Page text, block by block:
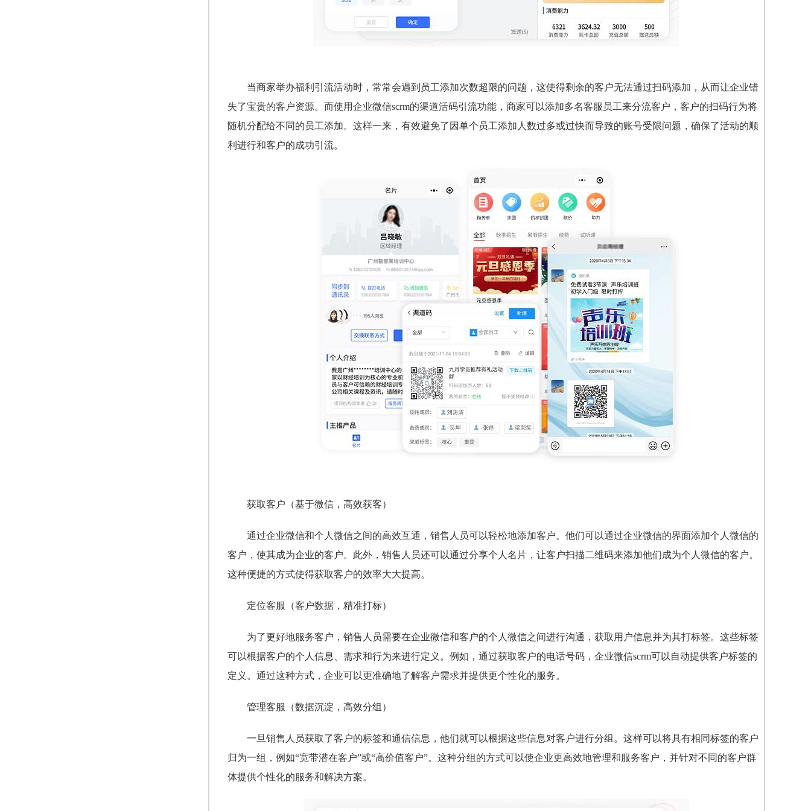
当商家举办福利引流活动时，常常会遇到员工添加次数超限的问题，这使得剩余的客户无法通过扫码添加，从而让企业错
失了宝贵的客户资源。而使用企业微信scrm的渠道活码引流功能，商家可以添加多名客服员工来分流客户，客户的扫码行为将
随机分配给不同的员工添加。这样一来，有效避免了因单个员工添加人数过多或过快而导致的账号受限问题，确保了活动的顺
利进行和客户的成功引流。
获取客户（基于微信，高效获客）
通过企业微信和个人微信之间的高效互通，销售人员可以轻松地添加客户。他们可以通过企业微信的界面添加个人微信的
客户，使其成为企业的客户。此外，销售人员还可以通过分享个人名片，让客户扫描二维码来添加他们成为个人微信的客户。
这种便捷的方式使得获取客户的效率大大提高。
定位客服（客户数据，精准打标）
为了更好地服务客户，销售人员需要在企业微信和客户的个人微信之间进行沟通，获取用户信息并为其打标签。这些标签
可以根据客户的个人信息、需求和行为来进行定义。例如，通过获取客户的电话号码，企业微信scrm可以自动提供客户标签的
定义。通过这种方式，企业可以更准确地了解客户需求并提供更个性化的服务。
管理客服（数据沉淀，高效分组）
一旦销售人员获取了客户的标签和通信信息，他们就可以根据这些信息对客户进行分组。这样可以将具有相同标签的客户
归为一组，例如“宽带潜在客户”或“高价值客户”。这种分组的方式可以使企业更高效地管理和服务客户，并针对不同的客户群
体提供个性化的服务和解决方案。